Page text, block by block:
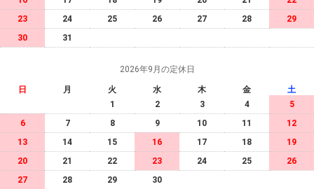
23
24 25 26 27 28
29
30
31
2026年9月の定休日
日 月 火 水 木 金
土
1
2 3 4
5
6
7 8 9 10 11
12
13
14 15 16 17 18
19
20
21 22 23 24 25
26
27
28 29 30